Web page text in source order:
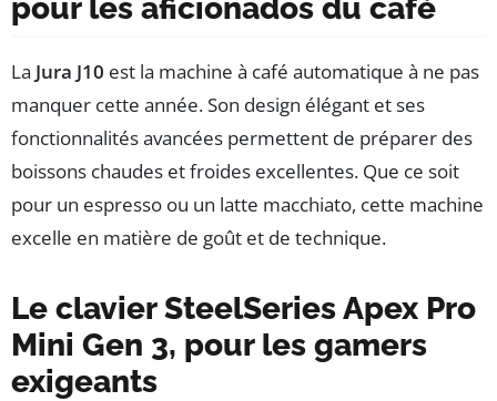
pour les aficionados du café
La Jura J10 est la machine à café automatique à ne pas
manquer cette année. Son design élégant et ses
fonctionnalités avancées permettent de préparer des
boissons chaudes et froides excellentes. Que ce soit
pour un espresso ou un latte macchiato, cette machine
excelle en matière de goût et de technique.
Le clavier SteelSeries Apex Pro
Mini Gen 3, pour les gamers
exigeants